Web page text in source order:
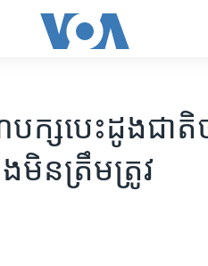
ក្ស​បេះដូង​ជាតិ​
ង​មិន​ត្រឹមត្រូវ​